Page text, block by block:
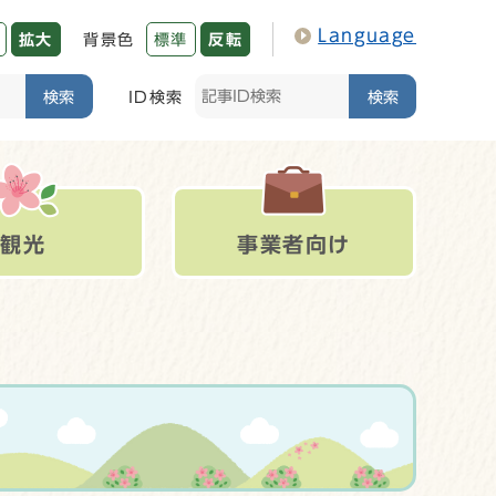
拡大 背景色 標準 反転 Language
検索 ID検索 検索
観光 事業者向け